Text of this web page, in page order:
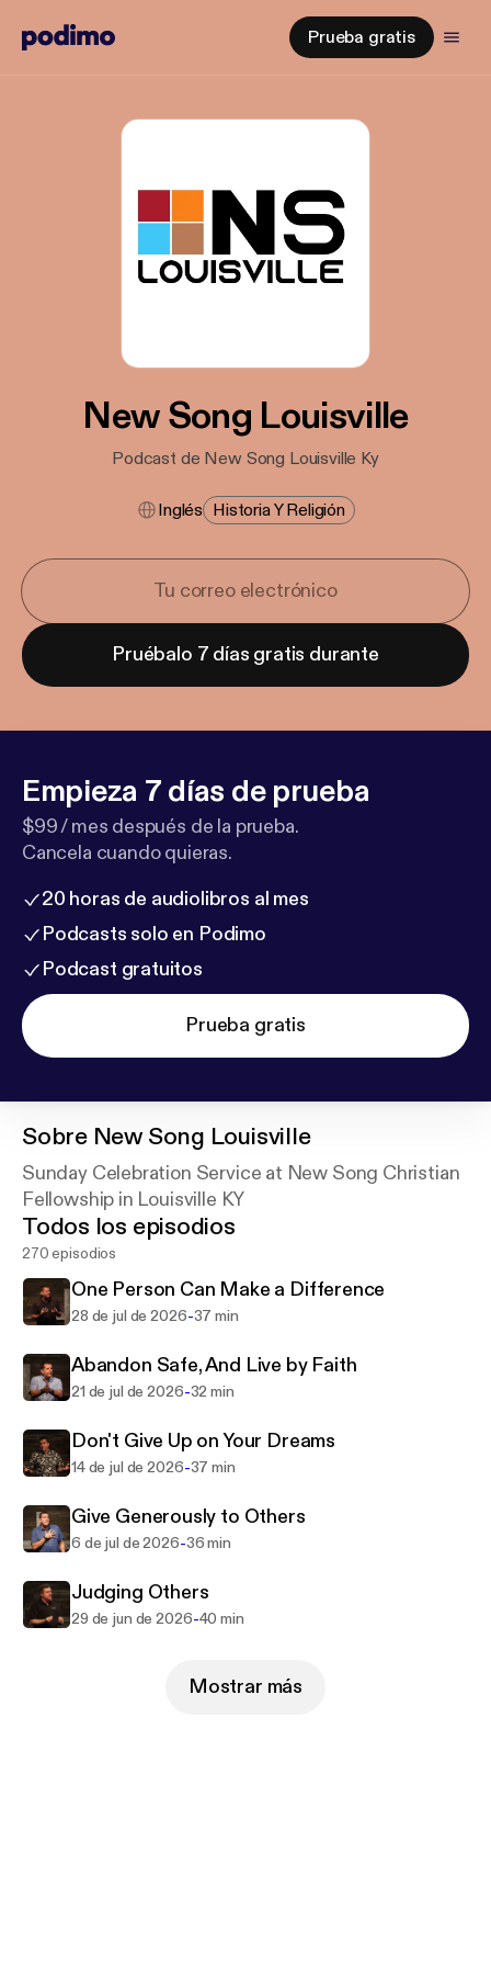
Prueba gratis
New Song Louisville
Podcast de New Song Louisville Ky
Inglés Historia Y Religión
Pruébalo 7 días gratis durante
Empieza 7 días de prueba
$99 / mes después de la prueba.
Cancela cuando quieras.
20 horas de audiolibros al mes
Podcasts solo en Podimo
Podcast gratuitos
Prueba gratis
Sobre New Song Louisville
Sunday Celebration Service at New Song Christian
Fellowship in Louisville KY
Todos los episodios
270 episodios
One Person Can Make a Difference
28 de jul de 2026-37 min
Abandon Safe, And Live by Faith
21 de jul de 2026-32 min
Don't Give Up on Your Dreams
14 de jul de 2026-37 min
Give Generously to Others
6 de jul de 2026-36 min
Judging Others
29 de jun de 2026-40 min
Mostrar más